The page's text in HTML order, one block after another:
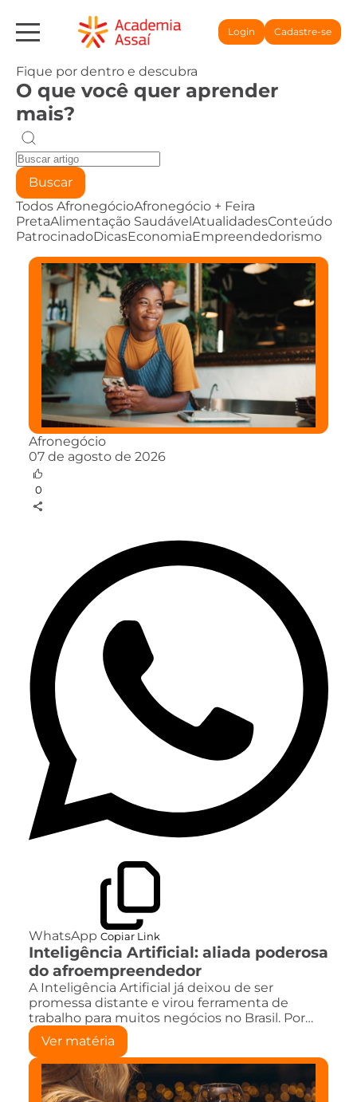
Login Cadastre-se
Fique por dentro e descubra
O que você quer aprender
mais?
Buscar
Todos AfronegócioAfronegócio + Feira
PretaAlimentação SaudávelAtualidadesConteúdo
PatrocinadoDicasEconomiaEmpreendedorismo
Afronegócio
07 de agosto de 2026
0
WhatsApp Copiar Link
Inteligência Artificial: aliada poderosa
do afroempreendedor
A Inteligência Artificial já deixou de ser
promessa distante e virou ferramenta de
trabalho para muitos negócios no Brasil. Por…
Ver matéria